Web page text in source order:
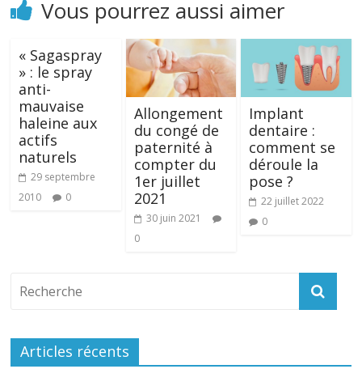
Vous pourrez aussi aimer
« Sagaspray
» : le spray
anti-
mauvaise
haleine aux
actifs
naturels
29 septembre
2010
0
Allongement
du congé de
paternité à
compter du
1er juillet
2021
30 juin 2021
0
Implant
dentaire :
comment se
déroule la
pose ?
22 juillet 2022
0
Articles récents